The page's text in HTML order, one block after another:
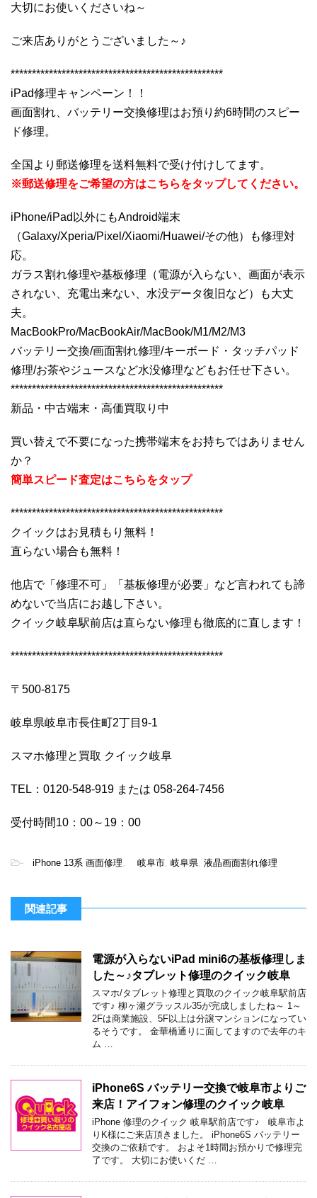
大切にお使いくださいね～
ご来店ありがとうございました～♪
**************************************************
iPad修理キャンペーン！！
画面割れ、バッテリー交換修理はお預り約6時間のスピー
ド修理。
全国より郵送修理を送料無料で受け付けしてます。
※郵送修理をご希望の方はこちらをタップしてください。
iPhone/iPad以外にもAndroid端末
（Galaxy/Xperia/Pixel/Xiaomi/Huawei/その他）も修理対
応。
ガラス割れ修理や基板修理（電源が入らない、画面が表示
されない、充電出来ない、水没データ復旧など）も大丈
夫。
MacBookPro/MacBookAir/MacBook/M1/M2/M3
バッテリー交換/画面割れ修理/キーボード・タッチパッド
修理/お茶やジュースなど水没修理などもお任せ下さい。
**************************************************
新品・中古端末・高価買取り中
買い替えで不要になった携帯端末をお持ちではありません
か？
簡単スピード査定はこちらをタップ
**************************************************
クイックはお見積もり無料！
直らない場合も無料！
他店で「修理不可」「基板修理が必要」など言われても諦
めないで当店にお越し下さい。
クイック岐阜駅前店は直らない修理も徹底的に直します！
**************************************************
〒500-8175
岐阜県岐阜市長住町2丁目9-1
スマホ修理と買取 クイック岐阜
TEL：0120-548-919 または 058-264-7456
受付時間10：00～19：00
- iPhone 13系 画面修理 岐阜市 岐阜県 液晶画面割れ修理
関連記事
電源が入らないiPad mini6の基板修理しま
した～♪タブレット修理のクイック岐阜
スマホ/タブレット修理と買取のクイック岐阜駅前店
です♪ 柳ヶ瀬グラッスル35が完成しましたね～ 1～
2Fは商業施設、5F以上は分譲マンションになってい
るそうです。 金華橋通りに面してますので去年のキ
ム …
iPhone6S バッテリー交換で岐阜市よりご
来店！アイフォン修理のクイック岐阜
iPhone 修理のクイック 岐阜駅前店です♪ 岐阜市よ
りK様にご来店頂きました。 iPhone6S バッテリー
交換のご依頼です。 およそ1時間お預かりで修理完
了です。 大切にお使いくだ …